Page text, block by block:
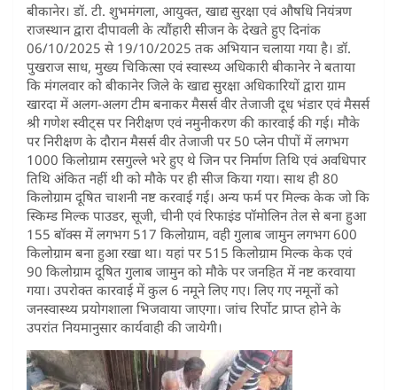
बीकानेर। डॉ. टी. शुभमंगला, आयुक्त, खाद्य सुरक्षा एवं औषधि नियंत्रण
राजस्थान द्वारा दीपावली के त्यौंहारी सीजन के देखते हुए दिनांक
06/10/2025 से 19/10/2025 तक अभियान चलाया गया है। डॉ.
पुखराज साध, मुख्य चिकित्सा एवं स्वास्थ्य अधिकारी बीकानेर ने बताया
कि मंगलवार को बीकानेर जिले के खाद्य सुरक्षा अधिकारियों द्वारा ग्राम
खारदा में अलग-अलग टीम बनाकर मैसर्स वीर तेजाजी दूध भंडार एवं मैसर्स
श्री गणेश स्वीट्स पर निरीक्षण एवं नमुनीकरण की कारवाई की गई। मौके
पर निरीक्षण के दौरान मैसर्स वीर तेजाजी पर 50 प्लेन पीपों में लगभग
1000 किलोग्राम रसगुल्ले भरे हुए थे जिन पर निर्माण तिथि एवं अवधिपार
तिथि अंकित नहीं थी को मौके पर ही सीज किया गया। साथ ही 80
किलोग्राम दूषित चाशनी नष्ट करवाई गई। अन्य फर्म पर मिल्क केक जो कि
स्किम्ड मिल्क पाउडर, सूजी, चीनी एवं रिफाइंड पॉमोलिन तेल से बना हुआ
155 बॉक्स में लगभग 517 किलोग्राम, वही गुलाब जामुन लगभग 600
किलोग्राम बना हुआ रखा था। यहां पर 515 किलोग्राम मिल्क केक एवं
90 किलोग्राम दूषित गुलाब जामुन को मौके पर जनहित में नष्ट करवाया
गया। उपरोक्त कारवाई में कुल 6 नमूने लिए गए। लिए गए नमूनों को
जनस्वास्थ्य प्रयोगशाला भिजवाया जाएगा। जांच रिर्पोट प्राप्त होने के
उपरांत नियमानुसार कार्यवाही की जायेगी।